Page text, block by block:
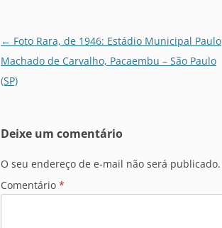
Navegação
de
posts
← Foto Rara, de 1946: Estádio Municipal Paulo
Machado de Carvalho, Pacaembu – São Paulo
(SP)
Deixe um comentário
O seu endereço de e-mail não será publicado.
Comentário *